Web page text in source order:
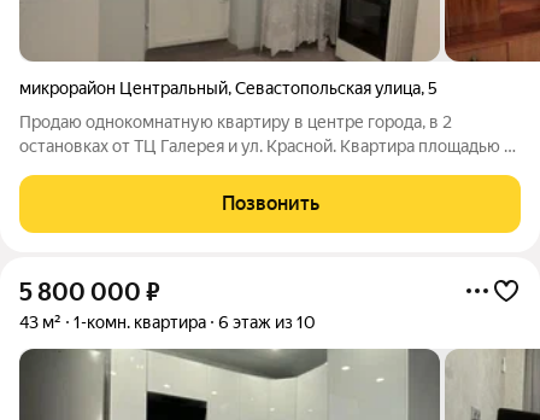
микрорайон Центральный,Севастопольская улица,5
Продаю однокомнатную квартиру в центре города, в 2
остановках от ТЦ Галерея и ул. Красной. Квартира площадью 41
балкон, просторная комната. Отличный вариант как для
собственного проживания, так и
Позвонить
5 800 000 ₽
43 м² 1-комн. квартира 6 этаж из 10